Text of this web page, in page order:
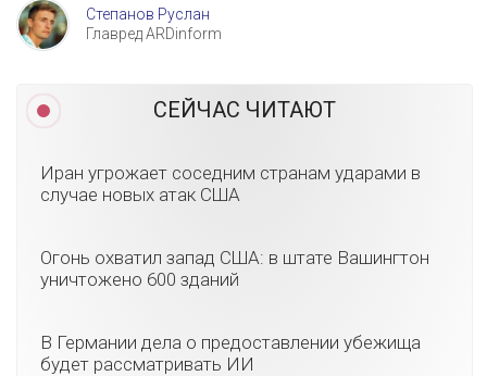
Степанов Руслан
Главред ARDinform
СЕЙЧАС ЧИТАЮТ
Иран угрожает соседним странам ударами в
случае новых атак США
Огонь охватил запад США: в штате Вашингтон
уничтожено 600 зданий
В Германии дела о предоставлении убежища
будет рассматривать ИИ